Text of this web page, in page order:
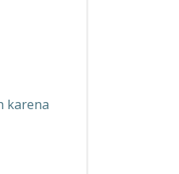
karena